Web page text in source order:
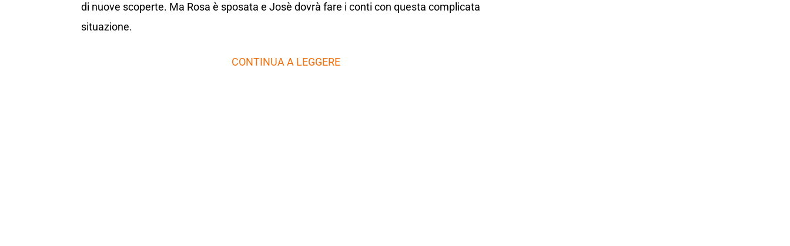
di nuove scoperte. Ma Rosa è sposata e Josè dovrà fare i conti con questa complicata
situazione.
CONTINUA A LEGGERE